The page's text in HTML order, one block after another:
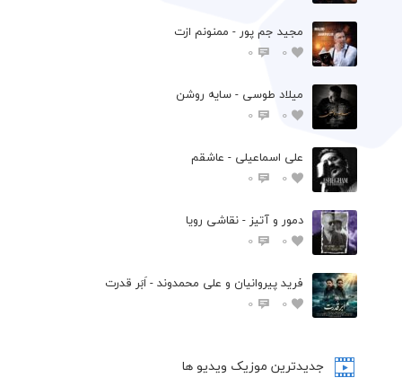
مجید جم پور - ممنونم ازت
0
0
میلاد طوسی - سایه روشن
0
0
علی اسماعیلی - عاشقم
0
0
دمور و آتیز - نقاشی رویا
0
0
فرید پیروانیان و علی محمدوند - اَبَر قدرت
0
0
جدیدترین موزیک ویدیو ها